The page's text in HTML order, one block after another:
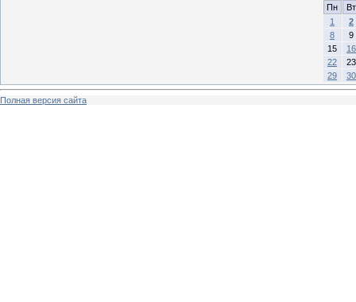
Пн
Вт
1
2
8
9
15
16
22
23
29
30
Полная версия сайта